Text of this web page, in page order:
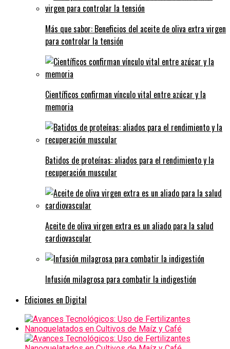
Más que sabor: Beneficios del aceite de oliva extra virgen
para controlar la tensión
Científicos confirman vínculo vital entre azúcar y la
memoria
Batidos de proteínas: aliados para el rendimiento y la
recuperación muscular
Aceite de oliva virgen extra es un aliado para la salud
cardiovascular
Infusión milagrosa para combatir la indigestión
Ediciones en Digital